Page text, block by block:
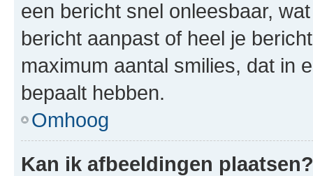
een bericht snel onleesbaar,
bericht aanpast of heel je
maximum aantal smilies, dat in
bepaalt hebben.
Omhoog
Kan ik afbeeldingen plaatsen?